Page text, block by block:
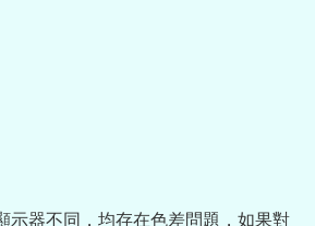
示器不同，均存在色差問題，如果對